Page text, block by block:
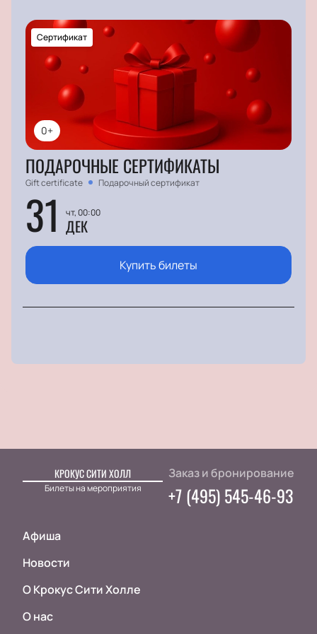
0+
Сертификат
ПОДАРОЧНЫЕ СЕРТИФИКАТЫ
Gift certificate Подарочный сертификат
31 чт, 00:00
ДЕК
Купить билеты
КРОКУС СИТИ ХОЛЛ
Билеты на мероприятия
Афиша
Новости
О Крокус Сити Холле
О нас
Заказ и бронирование
+7 (495) 545-46-93